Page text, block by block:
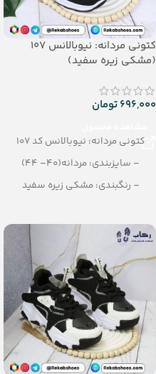
کتونی مردانه: نیوبالانس 107
(مشکی زیره سفید)
696,000تومان
کتونی مردانه: نیوبالانس کد 107
– سایزبندی: مردانه(40– 44)
– رنگبندی: مشکی زیره سفید